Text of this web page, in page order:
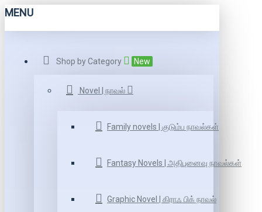
MENU
Shop by Category New
Novel | நாவல்
Family novels | குடும்ப நாவல்கள்
Fantasy Novels | அதிபுனைவு நாவல்கள்
Graphic Novel | கிராஃ பிக் நாவல்